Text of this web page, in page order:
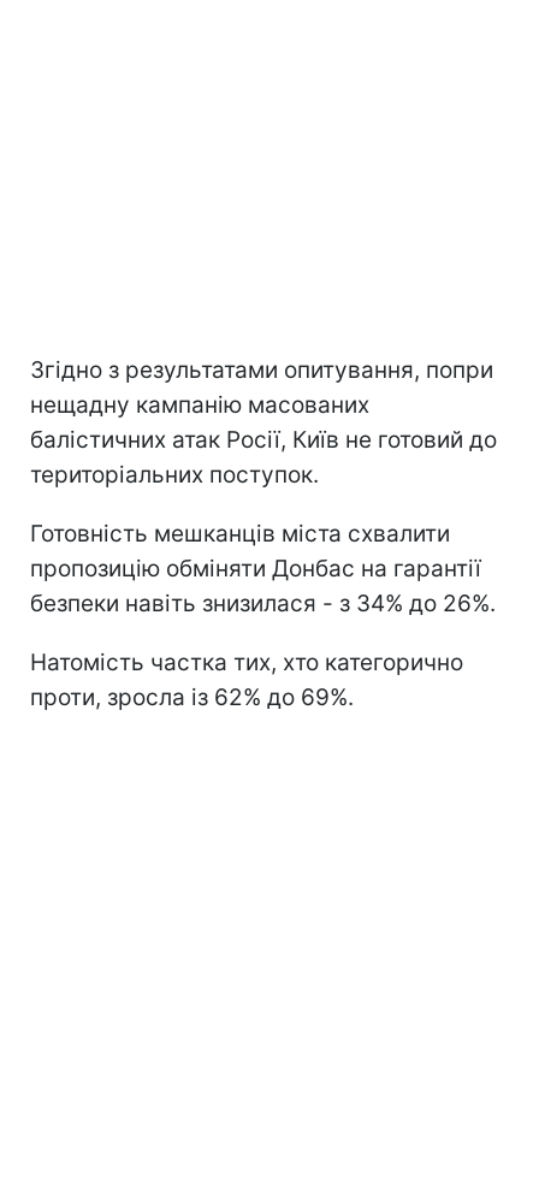
Згідно з результатами опитування, попри
нещадну кампанію масованих
балістичних атак Росії, Київ не готовий до
територіальних поступок.
Готовність мешканців міста схвалити
пропозицію обміняти Донбас на гарантії
безпеки навіть знизилася - з 34% до 26%.
Натомість частка тих, хто категорично
проти, зросла із 62% до 69%.